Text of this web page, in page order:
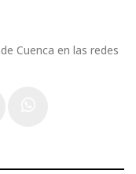
Cuenca en las redes